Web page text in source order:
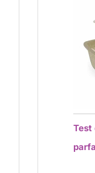
Test